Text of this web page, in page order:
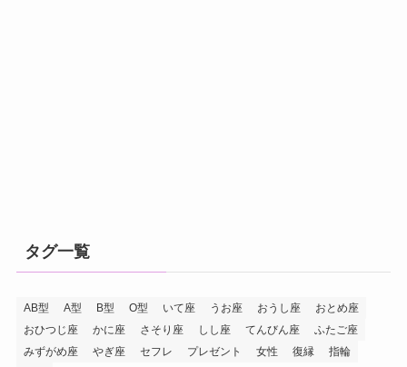
タグ一覧
AB型 A型 B型 O型 いて座 うお座 おうし座
おとめ座
おひつじ座
かに座 さそり座 しし座 てんびん座
ふたご座
みずがめ座
やぎ座 セフレ プレゼント 女性 復縁 指輪